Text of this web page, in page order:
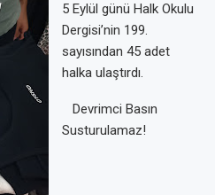
5 Eylül günü Halk Okulu
Dergisi’nin 199.
sayısından 45 adet
halka ulaştırdı.
Devrimci Basın
Susturulamaz!